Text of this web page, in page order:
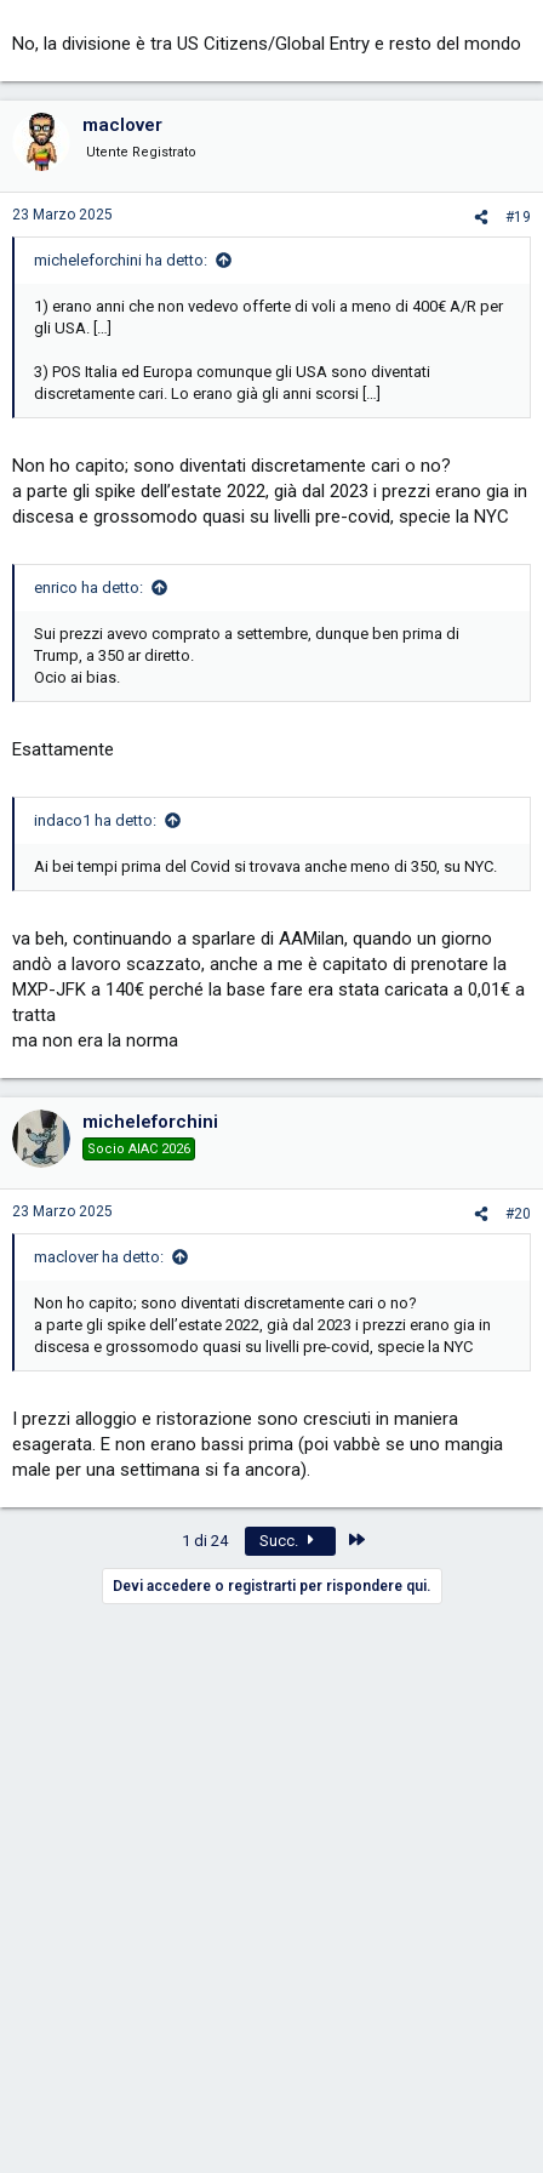
No, la divisione è tra US Citizens/Global Entry e resto del mondo
maclover
Utente Registrato
23 Marzo 2025 #19
micheleforchini ha detto:
1) erano anni che non vedevo offerte di voli a meno di 400€ A/R per
gli USA. […]
3) POS Italia ed Europa comunque gli USA sono diventati
discretamente cari. Lo erano già gli anni scorsi […]
Non ho capito; sono diventati discretamente cari o no?
a parte gli spike dell’estate 2022, già dal 2023 i prezzi erano gia in
discesa e grossomodo quasi su livelli pre-covid, specie la NYC
enrico ha detto:
Sui prezzi avevo comprato a settembre, dunque ben prima di
Trump, a 350 ar diretto.
Ocio ai bias.
Esattamente
indaco1 ha detto:
Ai bei tempi prima del Covid si trovava anche meno di 350, su NYC.
va beh, continuando a sparlare di AAMilan, quando un giorno
andò a lavoro scazzato, anche a me è capitato di prenotare la
MXP-JFK a 140€ perché la base fare era stata caricata a 0,01€ a
tratta
ma non era la norma
micheleforchini
Socio AIAC 2026
23 Marzo 2025 #20
maclover ha detto:
Non ho capito; sono diventati discretamente cari o no?
a parte gli spike dell’estate 2022, già dal 2023 i prezzi erano gia in
discesa e grossomodo quasi su livelli pre-covid, specie la NYC
I prezzi alloggio e ristorazione sono cresciuti in maniera
esagerata. E non erano bassi prima (poi vabbè se uno mangia
male per una settimana si fa ancora).
1 di 24 Succ.
Devi accedere o registrarti per rispondere qui.